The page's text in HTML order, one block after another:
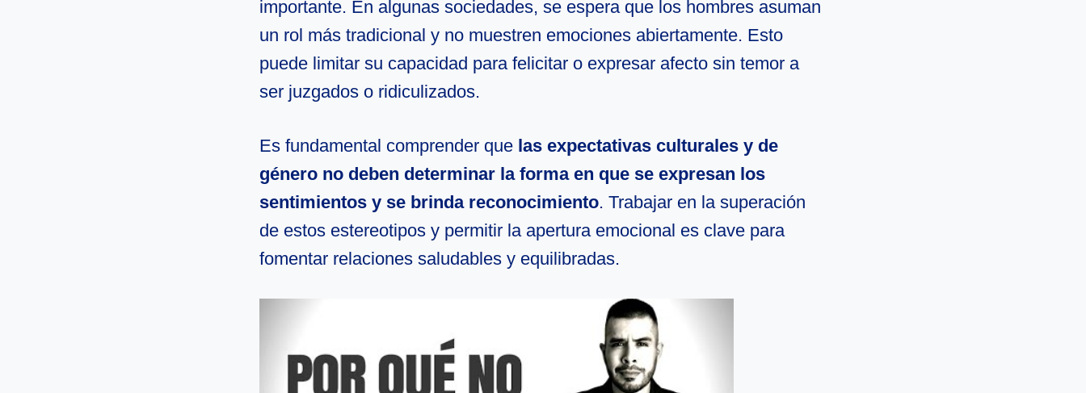
importante. En algunas sociedades, se espera que los hombres asuman
un rol más tradicional y no muestren emociones abiertamente. Esto
puede limitar su capacidad para felicitar o expresar afecto sin temor a
ser juzgados o ridiculizados.
Es fundamental comprender que las expectativas culturales y de
género no deben determinar la forma en que se expresan los
sentimientos y se brinda reconocimiento. Trabajar en la superación
de estos estereotipos y permitir la apertura emocional es clave para
fomentar relaciones saludables y equilibradas.